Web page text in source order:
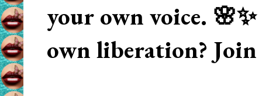
your own voice.
own liberation? Join